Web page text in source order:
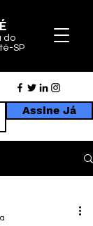
do
SP
Assine Já